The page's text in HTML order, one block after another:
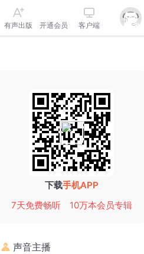
有声出版 开通会员 客户端
下载手机APP
7天免费畅听
10万本会员专辑
声音主播